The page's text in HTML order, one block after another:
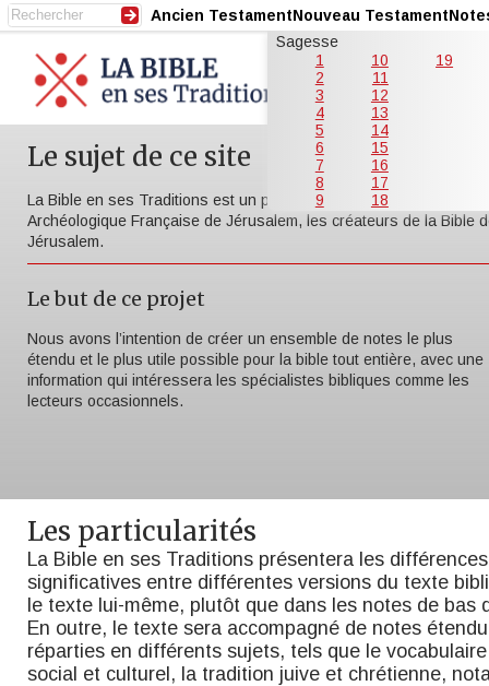
Ancien TestamentNouveau Testament
Sagesse
1
2
3
4
5
6
7
8
9
10
11
12
13
14
15
16
17
18
19
Le sujet de ce site
La Bible en ses Traditions est un projet de l’École Biblique et
Archéologique Française de Jérusalem, les créateurs de la Bible
Jérusalem.
Le but de ce projet
Nous avons l’intention de créer un ensemble de notes le plus
étendu et le plus utile possible pour la bible tout entière, avec une
information qui intéressera les spécialistes bibliques comme les
lecteurs occasionnels.
Les particularités
La Bible en ses Traditions présentera les différences
significatives entre différentes versions du texte
le texte lui-même, plutôt que dans les notes de bas
En outre, le texte sera accompagné de notes
réparties en différents sujets, tels que le
social et culturel, la tradition juive et chrétienne,